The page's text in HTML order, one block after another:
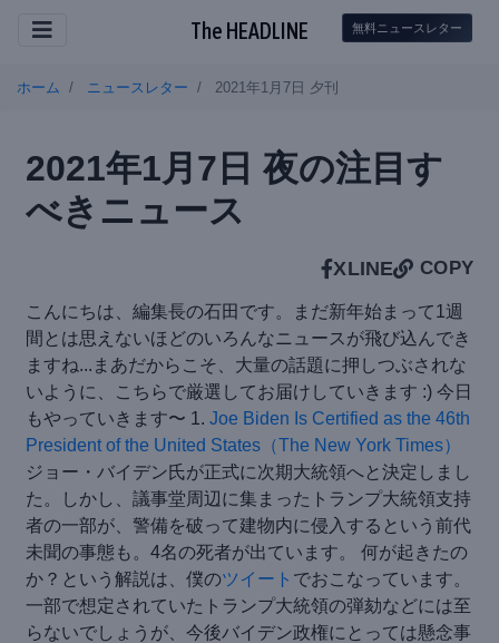
The HEADLINE 無料ニュースレター
ホーム ニュースレター 2021年1月7日 夕刊
2021年1月7日 夜の注目す
べきニュース
XLINE COPY
こんにちは、編集長の石田です。まだ新年始まって1週
間とは思えないほどのいろんなニュースが飛び込んでき
ますね...まあだからこそ、大量の話題に押しつぶされな
いように、こちらで厳選してお届けしていきます :) 今日
もやっていきます〜 1. Joe Biden Is Certified as the 46th
President of the United States（The New York Times）
ジョー・バイデン氏が正式に次期大統領へと決定しまし
た。しかし、議事堂周辺に集まったトランプ大統領支持
者の一部が、警備を破って建物内に侵入するという前代
未聞の事態も。4名の死者が出ています。 何が起きたの
か？という解説は、僕のツイート でおこなっています。
一部で想定されていたトランプ大統領の弾劾などには至
らないでしょうが、今後バイデン政権にとっては懸念事